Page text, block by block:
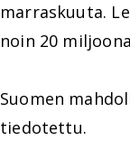
marraskuuta.
noin 20
Suomen
tiedotettu.